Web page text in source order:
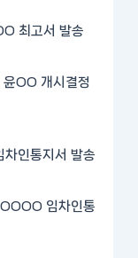
최고서 발송
OO 개시결정
인통지서 발송
임차인통